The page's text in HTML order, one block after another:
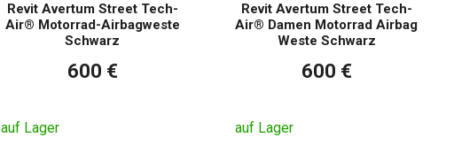
Revit Avertum Street Tech-
Air® Motorrad-Airbagweste
Schwarz
600 €
auf Lager
Revit Avertum Street Tech-
Air® Damen Motorrad Airbag
Weste Schwarz
600 €
auf Lager